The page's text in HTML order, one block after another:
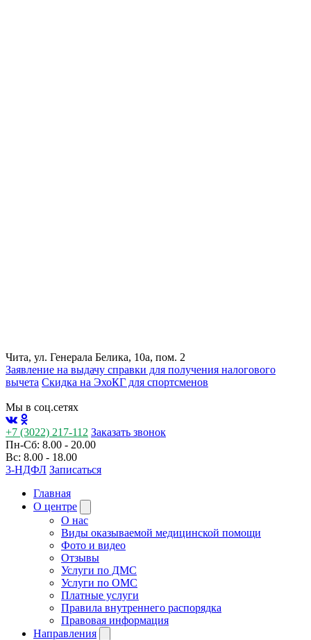
Чита, ул. Генерала Белика, 10а, пом. 2
Заявление на выдачу справки для получения налогового
вычета Cкидка на ЭхоКГ для спортсменов
Мы в соц.сетях
+7 (3022) 217-112 Заказать звонок
Пн-Сб: 8.00 - 20.00
Вс: 8.00 - 18.00
3-НДФЛ Записаться
Главная
О центре
О нас
Виды оказываемой медицинской помощи
Фото и видео
Отзывы
Услуги по ДМС
Услуги по ОМС
Платные услуги
Правила внутреннего распорядка
Правовая информация
Направления